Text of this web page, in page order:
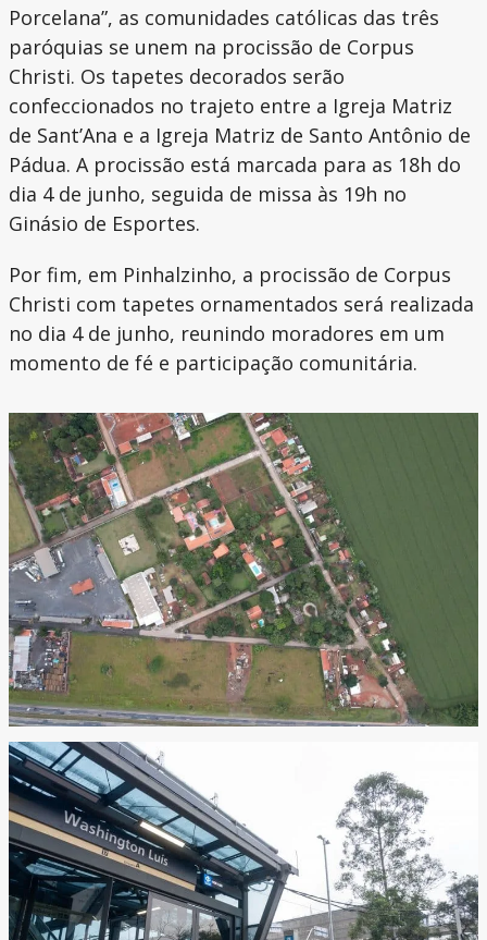
Porcelana”, as comunidades católicas das três
paróquias se unem na procissão de Corpus
Christi. Os tapetes decorados serão
confeccionados no trajeto entre a Igreja Matriz
de Sant’Ana e a Igreja Matriz de Santo Antônio de
Pádua. A procissão está marcada para as 18h do
dia 4 de junho, seguida de missa às 19h no
Ginásio de Esportes.
Por fim, em Pinhalzinho, a procissão de Corpus
Christi com tapetes ornamentados será realizada
no dia 4 de junho, reunindo moradores em um
momento de fé e participação comunitária.